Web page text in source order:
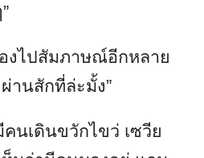
งไปสัมภาษณ์อีกหลาย
านสักที่ล่ะมั้ง”
นเดินขวักไขว่ เซวีย